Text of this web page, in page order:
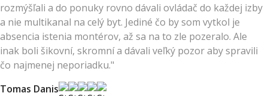
rozmýšľali a do ponuky rovno dávali ovládač do každej izby
a nie multikanal na celý byt. Jediné čo by som vytkol je
absencia istenia montérov, až sa na to zle pozeralo. Ale
inak boli šikovní, skromní a dávali veľký pozor aby spravili
čo najmenej neporiadku."
Tomas Danis